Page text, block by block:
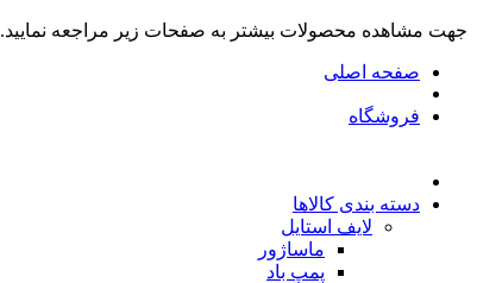
جهت مشاهده محصولات بیشتر به صفحات زیر مراجعه نمایید.
صفحه اصلی
فروشگاه
دسته بندی کالاها
لایف استایل
ماساژور
پمپ باد